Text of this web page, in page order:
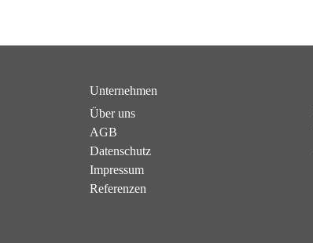
Unternehmen
Über uns
AGB
Datenschutz
Impressum
Referenzen